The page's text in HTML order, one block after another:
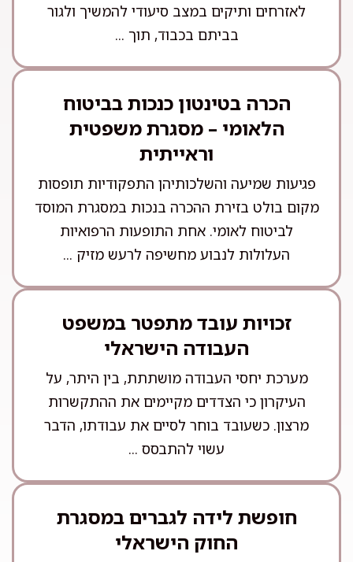
לאזרחים ותיקים במצב סיעודי להמשיך ולגור
בביתם בכבוד, תוך ...
הכרה בטינטון כנכות בביטוח
הלאומי – מסגרת משפטית
וראייתית
פגיעות שמיעה והשלכותיהן התפקודיות תופסות
מקום בולט בזירת ההכרה בנכות במסגרת המוסד
לביטוח לאומי. אחת התופעות הרפואיות
העלולות לנבוע מחשיפה לרעש מזיק ...
זכויות עובד מתפטר במשפט
העבודה הישראלי
מערכת יחסי העבודה מושתתת, בין היתר, על
העיקרון כי הצדדים מקיימים את ההתקשרות
מרצון. כשעובד בוחר לסיים את עבודתו, הדבר
עשוי להתבסס ...
חופשת לידה לגברים במסגרת
החוק הישראלי